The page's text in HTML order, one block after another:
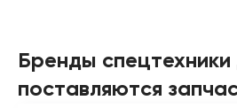
Бренды
поставляются